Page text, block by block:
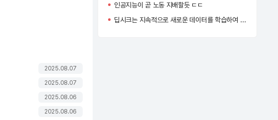
2025.08.07
2025.08.07
2025.08.06
2025.08.06
인공지능이 곧 노동 지배할듯 ㄷㄷ
딥시크는 지속적으로 새로운 데이터를 학습하여 자신의 성능을 얼마나 개선하고 있어?